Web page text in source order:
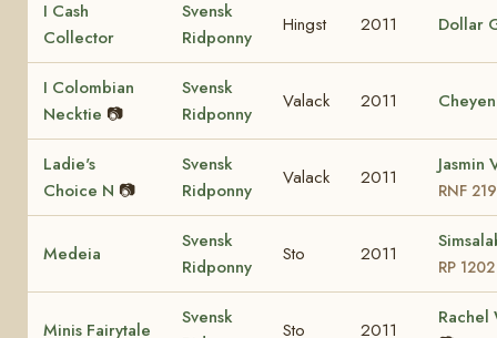
I Cash
Collector
Svensk
Ridponny
Hingst 2011 Dollar
I Colombian
Necktie 📷
Svensk
Ridponny
Valack 2011
Ladie's
Choice N 📷
Svensk
Ridponny
Valack 2011
Jasmin
RNF
Medeia
Svensk
Ridponny
Sto 2011
RP
Minis Fairytale
Svensk
Sto 2011
Rachel